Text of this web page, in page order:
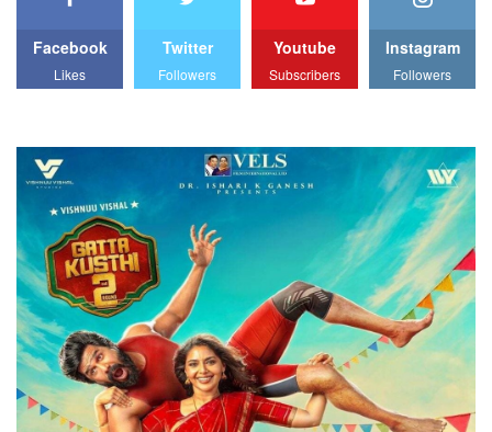
Facebook
Likes
Twitter
Followers
Youtube
Subscribers
Instagram
Followers